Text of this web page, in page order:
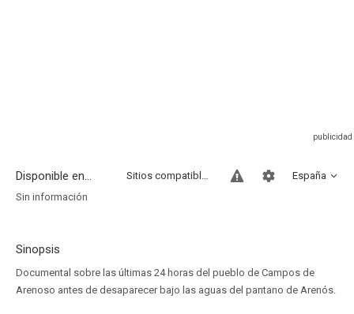
Disponible en... España
Sitios compatibles
Sin información
Sinopsis
Documental sobre las últimas 24 horas del pueblo de Campos de
Arenoso antes de desaparecer bajo las aguas del pantano de Arenós.